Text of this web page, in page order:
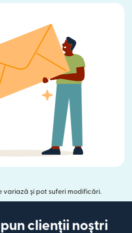
variază și pot suferi modificări.
clienții noștri